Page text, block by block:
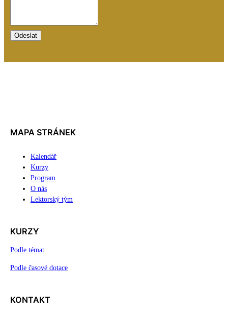
Odeslat
MAPA STRÁNEK
Kalendář
Kurzy
Program
O nás
Lektorský tým
KURZY
Podle témat
Podle časové dotace
KONTAKT